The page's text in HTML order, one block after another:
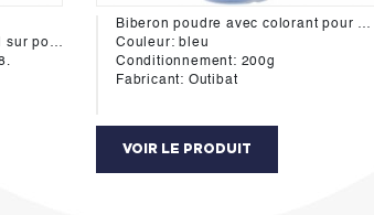
et les perforations.
Biberon poudre avec colorant pour cordeau.
Couleur: bleu
Conditionnement: 200g
Fabricant: Outibat
VOIR LE PRODUIT